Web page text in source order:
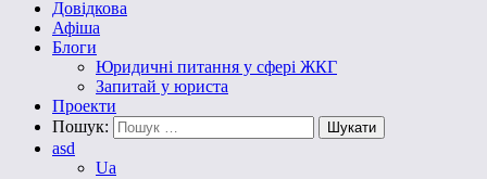
Довідкова
Афіша
Блоги
Юридичні питання у сфері ЖКГ
Запитай у юриста
Проекти
Пошук:
asd
Ua